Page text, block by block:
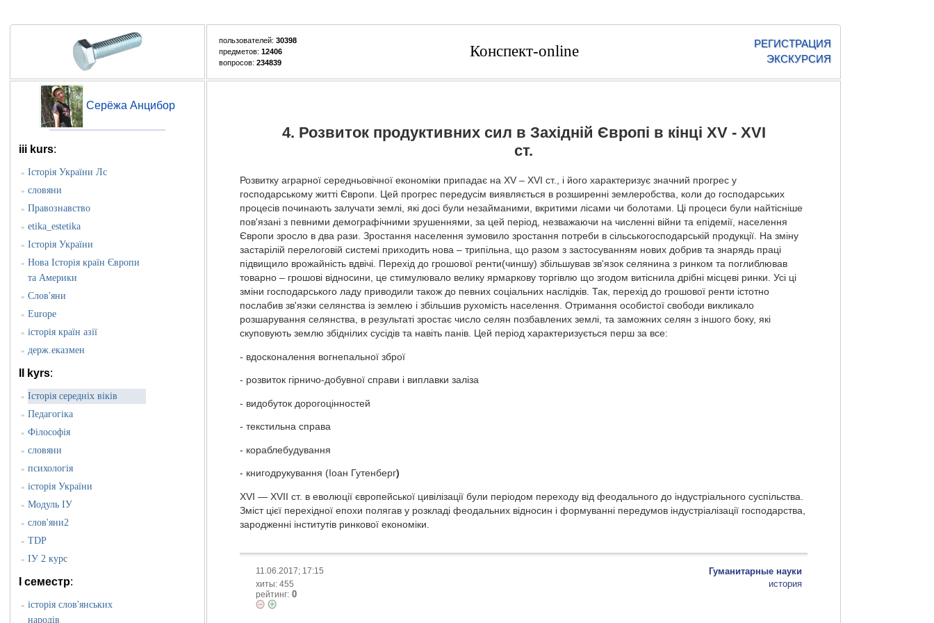
пользователей: 30398
предметов: 12406
вопросов: 234839
Конспект-online
РЕГИСТРАЦИЯ
ЭКСКУРСИЯ
Серёжа Анцибор
iii kurs:
» Історія України Лс
» словяни
» Правознавство
» etika_estetika
» Історія України
» Нова Історія країн Європи
та Америки
» Слов'яни
» Europe
» історія країн азії
» держ.еказмен
II kyrs:
» Історія середніх віків
» Педагогіка
» Філософія
» словяни
» психологія
» історія України
» Модуль ІУ
» слов'яни2
» TDP
» ІУ 2 курс
I семестр:
» історія слов'янських
народів
4. Розвиток продуктивних сил в Західній Європі в кінці ХV - ХVІ
ст.
Розвитку аграрної середньовічної економіки припадає на XV – XVІ ст., і його характеризує значний прогрес у
господарському житті Європи. Цей прогрес передусім виявляється в розширенні землеробства, коли до господарських
процесів починають залучати землі, які досі були незайманими, вкритими лісами чи болотами. Ці процеси були найтісніше
пов'язані з певними демографічними зрушеннями, за цей період, незважаючи на численні війни та епідемії, населення
Європи зросло в два рази. Зростання населення зумовило зростання потреби в сільськогосподарській продукції. На зміну
застарілій перелоговій системі приходить нова – трипільна, що разом з застосуванням нових добрив та знарядь праці
підвищило врожайність вдвічі. Перехід до грошової ренти(чиншу) збільшував зв'язок селянина з ринком та поглиблював
товарно – грошові відносини, це стимулювало велику ярмаркову торгівлю що згодом витіснила дрібні місцеві ринки. Усі ці
зміни господарського ладу приводили також до певних соціальних наслідків. Так, перехід до грошової ренти істотно
послабив зв'язки селянства із землею і збільшив рухомість населення. Отримання особистої свободи викликало
розшарування селянства, в результаті зростає число селян позбавлених землі, та заможних селян з іншого боку, які
скуповують землю збіднілих сусідів та навіть панів. Цей період характеризується перш за все:
- вдосконалення вогнепальної зброї
- розвиток гірничо-добувної справи і виплавки заліза
- видобуток дорогоцінностей
- текстильна справа
- кораблебудування
- книгодрукування (Іоан Гутенберг)
XVI — XVII ст. в еволюції європейської цивілізації були періодом переходу від феодального до індустріального суспільства.
Зміст цієї перехідної епохи полягав у розкладі феодальних відносин і формуванні передумов індустріалізації господарства,
зародженні інститутів ринкової економіки.
11.06.2017; 17:15
хиты: 455
рейтинг: 0
Гуманитарные науки
история